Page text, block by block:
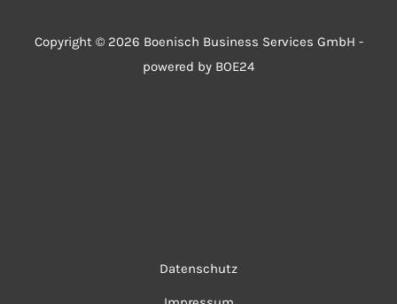
Copyright © 2026 Boenisch Business Services GmbH -
powered by BOE24
Datenschutz